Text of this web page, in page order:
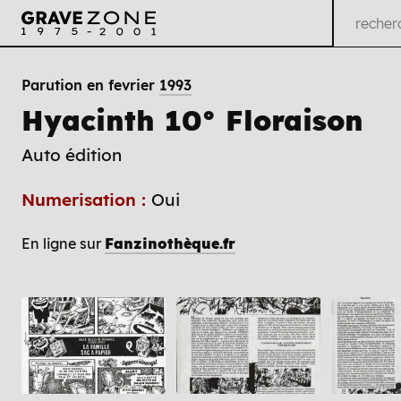
Parution en fevrier 1993
Hyacinth 10° Floraison
Auto édition
Numerisation : Oui
En ligne sur Fanzinothèque.fr